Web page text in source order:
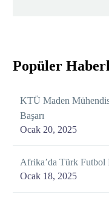
Popüler
KTÜ Maden
Başarı
Ocak 20, 2025
Afrika’da Türk
Ocak 18, 2025